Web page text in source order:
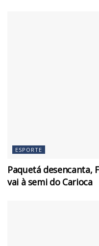
ESPORTE
Paquetá desencanta,
vai à semi do Carioca